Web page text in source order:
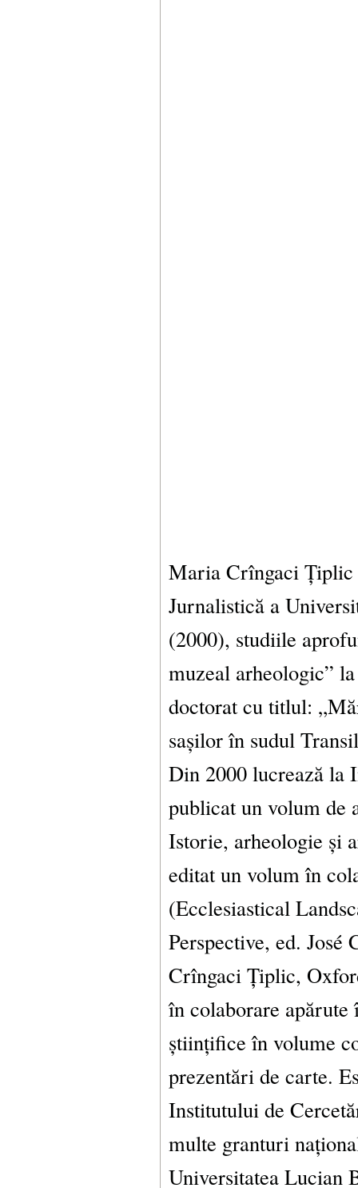
Maria Crîngaci Țiplic
Jurnalistică a
(2000), studiile
muzeal arheologic”
doctorat cu titlul:
sașilor în sudul
Din 2000 lucrează la
publicat un volum de
Istorie, arheologie și
editat un volum în
(Ecclesiastical
Perspective, ed.
Crîngaci Țiplic,
în colaborare apărute
științifice în volume
prezentări de carte.
Institutului de
multe granturi
Universitatea Lucian